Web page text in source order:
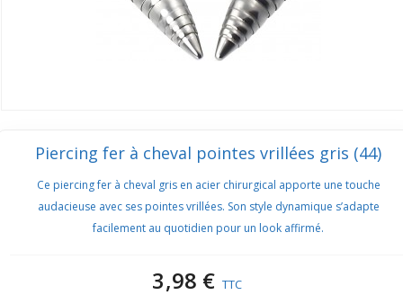
Piercing fer à cheval pointes vrillées gris (44)
Ce piercing fer à cheval gris en acier chirurgical apporte une touche
audacieuse avec ses pointes vrillées. Son style dynamique s’adapte
facilement au quotidien pour un look affirmé.
3,98 € TTC